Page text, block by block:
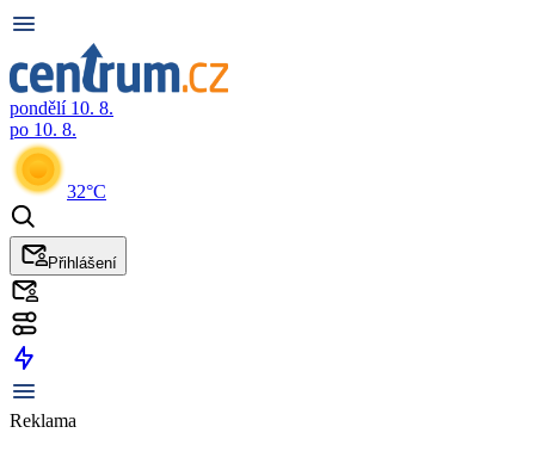
pondělí 10. 8.
po 10. 8.
32°C
Přihlášení
Reklama